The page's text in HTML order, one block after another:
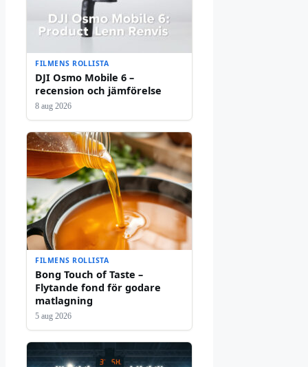
FILMENS ROLLISTA
DJI Osmo Mobile 6 –
recension och jämförelse
8 aug 2026
FILMENS ROLLISTA
Bong Touch of Taste –
Flytande fond för godare
matlagning
5 aug 2026